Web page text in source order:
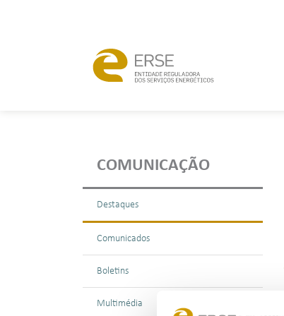
COMUNICAÇÃO
Destaques
Comunicados
Boletins
Multimédia